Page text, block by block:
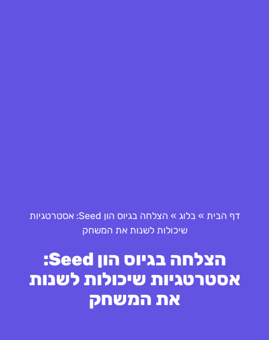
דף הבית »בלוג »
הצלחה בגיוס הון Seed: אסטרטגיות
שיכולות לשנות את המשחק
הצלחה בגיוס הון Seed:
אסטרטגיות שיכולות לשנות
את המשחק